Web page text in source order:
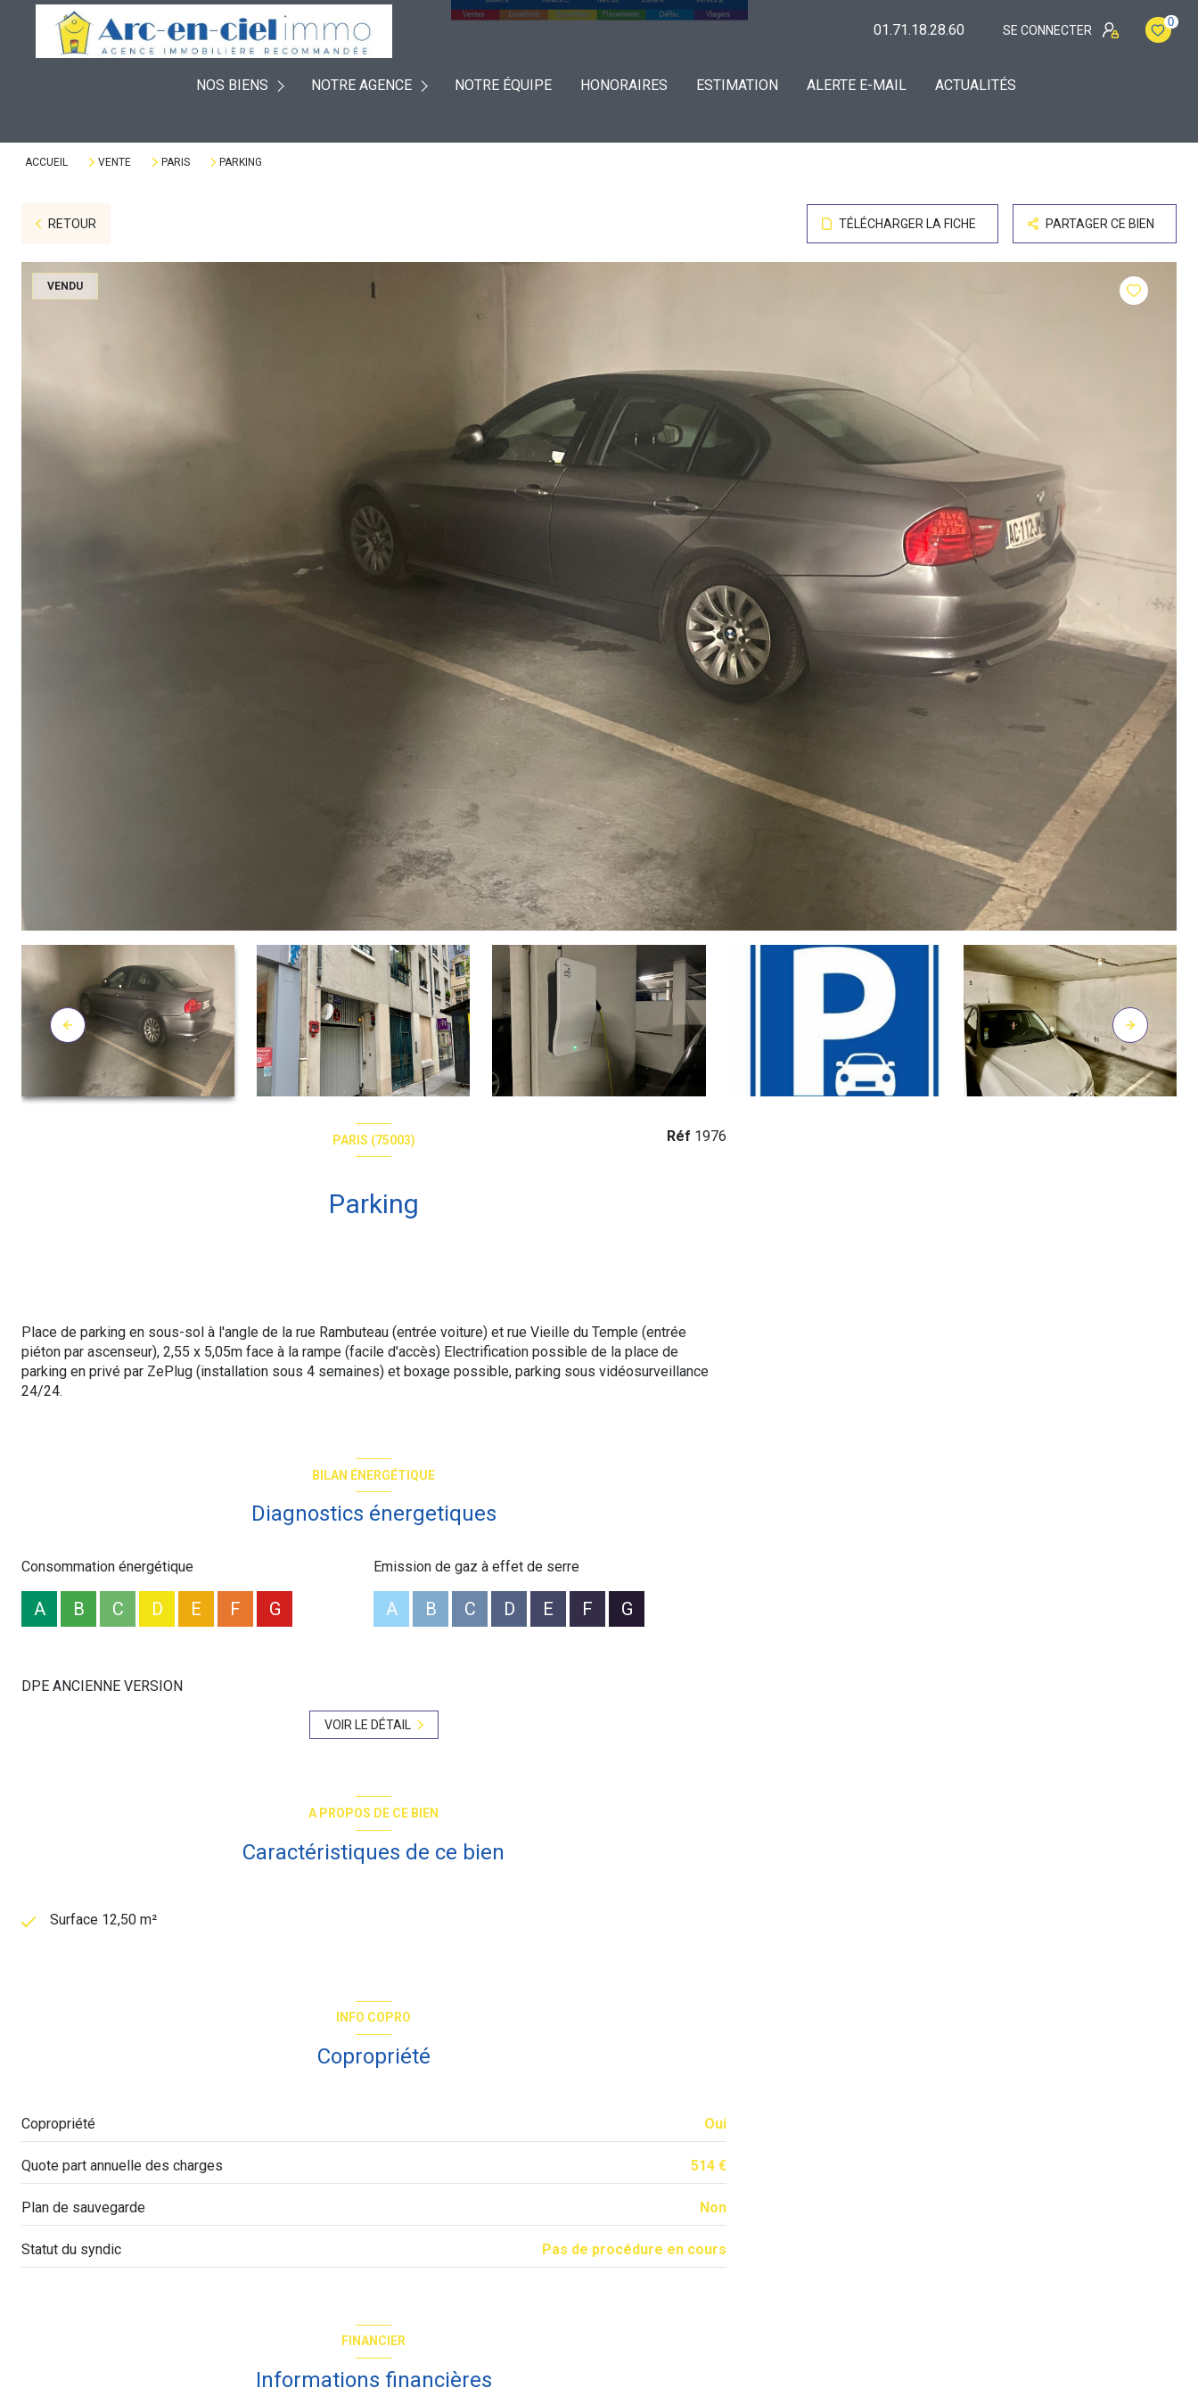
01.71.18.28.60 SE CONNECTER
0
NOS BIENS NOTRE AGENCE
EXPERTISES
PLACEMENTS NOTRE ÉQUIPE HONORAIRES ESTIMATION ALERTE E-MAIL ACTUALITÉS
ACCUEIL VENTE PARIS PARKING
RETOUR TÉLÉCHARGER LA FICHE PARTAGER CE BIEN
VENDU
PARIS (75003)
Parking
Réf 1976
Place de parking en sous-sol à l'angle de la rue Rambuteau (entrée voiture) et rue Vieille du Temple (entrée
piéton par ascenseur), 2,55 x 5,05m face à la rampe (facile d'accès) Electrification possible de la place de
parking en privé par ZePlug (installation sous 4 semaines) et boxage possible, parking sous vidéosurveillance
24/24.
BILAN ÉNERGÉTIQUE
Diagnostics énergetiques
Consommation énergétique
A B C D E F G
Emission de gaz à effet de serre
A B C D E F G
DPE ANCIENNE VERSION
VOIR LE DÉTAIL
A PROPOS DE CE BIEN
Caractéristiques de ce bien
Surface 12,50 m²
INFO COPRO
Copropriété
Copropriété Oui
Quote part annuelle des charges 514 €
Plan de sauvegarde Non
Statut du syndic Pas de procédure en cours
FINANCIER
Informations financières